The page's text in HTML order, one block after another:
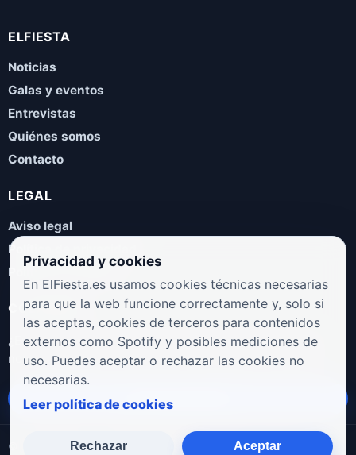
ELFIESTA
Noticias
Galas y eventos
Entrevistas
Quiénes somos
Contacto
LEGAL
Aviso legal
Política de privacidad
Política de cookies
COLABORA
¿Eres artista, manager, sello o promotor? Envíanos tus
novedades, galas, entrevistas o propuestas musicales.
Enviar propuesta
© 2026 ElFiesta.es Noticias · Galas · Entrevistas · Música
Privacidad y cookies
En ElFiesta.es usamos cookies técnicas necesarias
para que la web funcione correctamente y, solo si
las aceptas, cookies de terceros para contenidos
externos como Spotify y posibles mediciones de
uso. Puedes aceptar o rechazar las cookies no
necesarias.
Leer política de cookies
Rechazar Aceptar